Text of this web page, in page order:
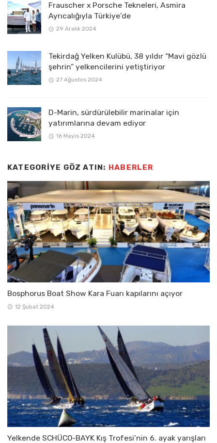
Frauscher x Porsche Tekneleri, Asmira
Ayrıcalığıyla Türkiye’de
29 Aralık 2024
Tekirdağ Yelken Kulübü, 38 yıldır “Mavi gözlü
şehrin” yelkencilerini yetiştiriyor
27 Ağustos 2024
D-Marin, sürdürülebilir marinalar için
yatırımlarına devam ediyor
16 Mayıs 2024
KATEGORIYE GÖZ ATIN: HABERLER
Bosphorus Boat Show Kara Fuarı kapılarını açıyor
12 Şubat 2024
Yelkende SCHÜCO-BAYK Kış Trofesi’nin 6. ayak yarışları